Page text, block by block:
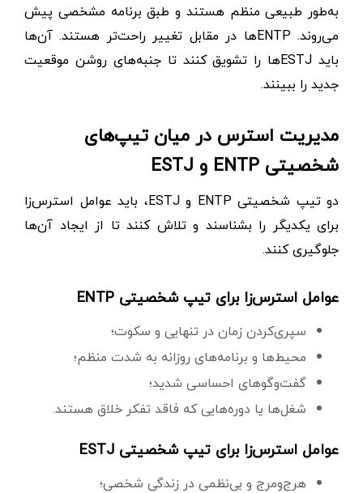
به‌طور طبیعی منظم هستند و طبق برنامه‌ مشخصی پیش
می‌روند. ENTPها در مقابل تغییر راحت‌تر هستند. آن‌ها
باید ESTJها را تشویق کنند تا جنبه‌‌های روشن موقعیت
جدید را ببینند.
مدیریت استرس در میان تیپ‌های
شخصیتی ENTP و ESTJ
دو تیپ شخصیتی ENTP و ESTJ، باید عوامل استرس‌زا
برای یکدیگر را بشناسند و تلاش کنند تا از ایجاد آن‌ها
جلوگیری کنند.
عوامل استرس‌زا برای تیپ شخصیتی ENTP
سپری‌کردن زمان در تنهایی و سکوت؛
محیط‌ها و برنامه‌های روزانه‌ به شدت منظم؛
گفت‌وگوهای احساسی شدید؛
شغل‌ها یا دوره‌هایی که فاقد تفکر خلاق هستند.
عوامل استرس‌زا برای تیپ شخصیتی ESTJ
هرج‌ومرج و بی‌نظمی در زندگی‌ شخصی؛